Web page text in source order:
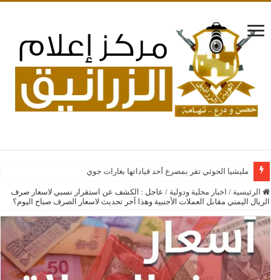
مليشيا الحوثي تقر بمصرع أحد قياداتها بغارات جوية سعودية على فصائل إ
الرئيسية / اخبار محلية ودولية / عاجل : الكشف عن استقرار نسبي لاسعار صرف
الريال اليمني مقابل العملات الأجنبية وهذا آخر تحديث لاسعار الصرف صباح اليوم؟